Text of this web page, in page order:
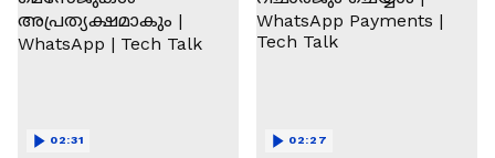
02:31 02:27